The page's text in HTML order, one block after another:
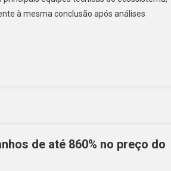
à mesma conclusão após análises
de até 860% no preço do